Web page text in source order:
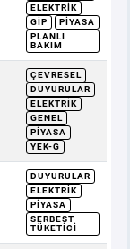
ELEKTRIK
GİP
PIYASA
PLANLI
BAKIM
ÇEVRESEL
DUYURULAR
ELEKTRIK
GENEL
PIYASA
YEK-G
DUYURULAR
ELEKTRIK
PIYASA
SERBEST
TÜKETICI